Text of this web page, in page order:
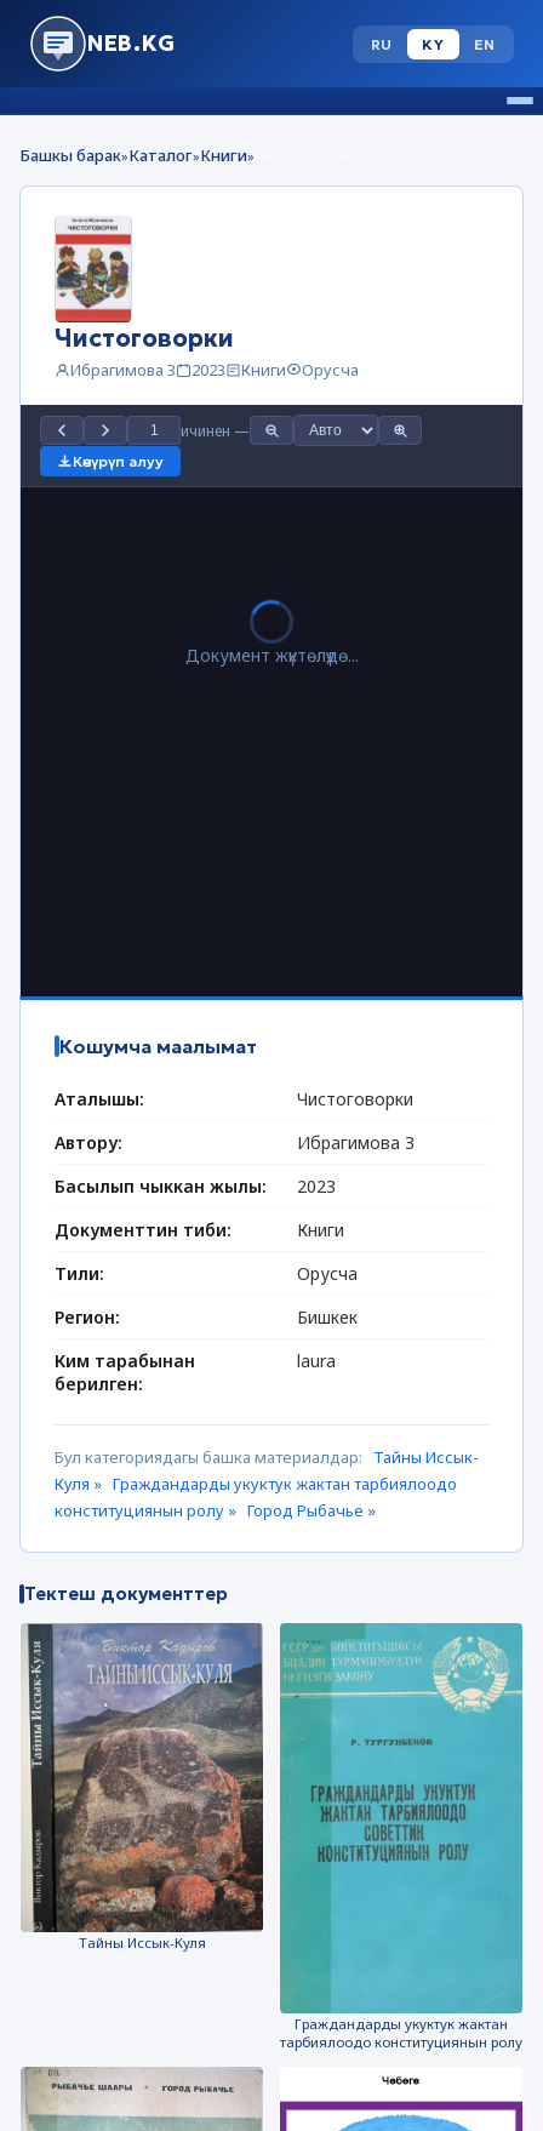
NEB.KG RU KY EN
Башкы барак»Каталог»Книги»
Чистоговорки
Ибрагимова З 2023 Книги Орусча
ичинен —
Көчүрүп алуу
Документ жүктөлүүдө...
Кошумча маалымат
Аталышы:
Чистоговорки
Автору:
Ибрагимова З
Басылып чыккан жылы:
2023
Документтин тиби:
Книги
Тили:
Орусча
Регион:
Бишкек
Ким тарабынан
берилген:
laura
Бул категориядагы башка материалдар:
Тайны Иссык-
Куля » Граждандарды укуктук жактан тарбиялоодо
конституциянын ролу » Город Рыбачье »
Тектеш документтер
Тайны Иссык-Куля
Граждандарды укуктук жактан
тарбиялоодо конституциянын ролу